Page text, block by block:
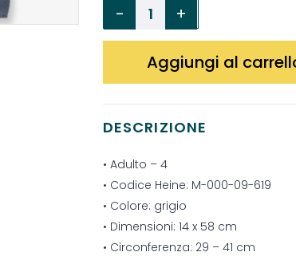
Aggiungi al
DESCRIZIONE
• Adulto – 4
• Codice Heine: M-000-09-619
• Colore: grigio
• Dimensioni: 14 x 58 cm
• Circonferenza: 29 – 41 cm